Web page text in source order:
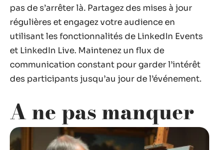
pas de s’arrêter là. Partagez des mises à jour
régulières et engagez votre audience en
utilisant les fonctionnalités de LinkedIn Events
et LinkedIn Live. Maintenez un flux de
communication constant pour garder l’intérêt
des participants jusqu’au jour de l’événement.
A ne pas manquer